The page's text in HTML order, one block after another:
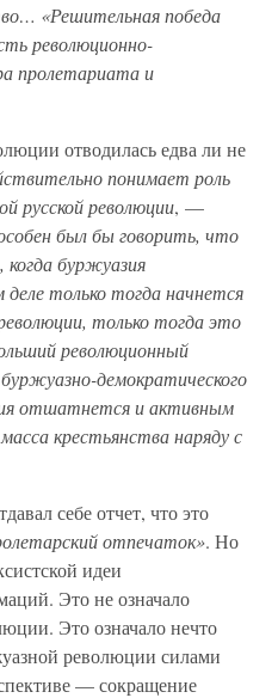
«Решительная победа
революционно-
пролетариата и
отводилась едва ли не
понимает роль
русской революции, —
был бы говорить, что
когда буржуазия
только тогда начнется
только тогда это
революционный
демократического
отшатнется и активным
крестьянства наряду с
себе отчет, что это
отпечаток». Но
идеи
Это не означало
Это означало нечто
революции силами
— сокращение